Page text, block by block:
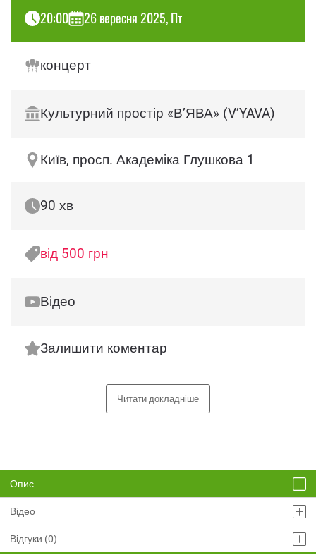
20:00 26 вересня 2025, Пт
концерт
Культурний простір «В’ЯВА» (V’YAVA)
Київ, просп. Академіка Глушкова 1
90 хв
від 500 грн
Відео
Залишити коментар
Читати докладніше
Опис
Відео
Відгуки (0)